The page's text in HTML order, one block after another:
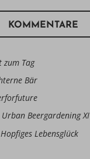
KOMMENTARE
zum Tag
Bär
Urban Beergardening XI
Hopfiges Lebensglück